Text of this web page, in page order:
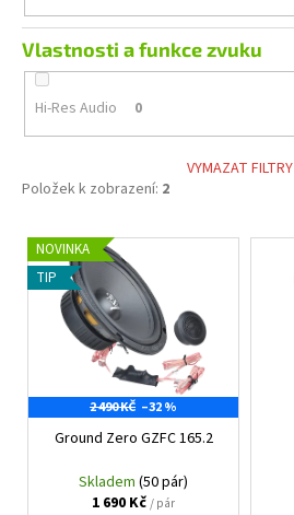
Vlastnosti a funkce zvuku
Hi-Res Audio 0
VYMAZAT FILTRY
Položek k zobrazení: 2
V
ý
r
NOVINKA
TIP
2 490 KČ –32 %
Ground Zero GZFC 165.2
Skladem (50 pár)
1 690 Kč/ pár